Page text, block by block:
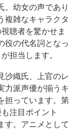
。幼女の声であり
複雑なキャラクタ
聴者を驚かせま
役の代名詞となっ
担当します。
沙織氏、上官のレ
力派声優が揃うキ
担っています。第
注目ポイント
す。アニメとして